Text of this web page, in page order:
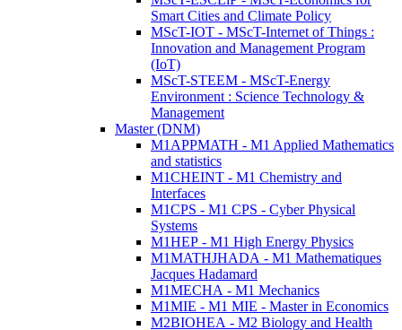
Smart Cities and Climate Policy
MScT-IOT - MScT-Internet of Things :
Innovation and Management Program
(IoT)
MScT-STEEM - MScT-Energy
Environment : Science Technology &
Management
Master (DNM)
M1APPMATH - M1 Applied Mathematics
and statistics
M1CHEINT - M1 Chemistry and
Interfaces
M1CPS - M1 CPS - Cyber Physical
Systems
M1HEP - M1 High Energy Physics
M1MATHJHADA - M1 Mathematiques
Jacques Hadamard
M1MECHA - M1 Mechanics
M1MIE - M1 MIE - Master in Economics
M2BIOHEA - M2 Biology and Health